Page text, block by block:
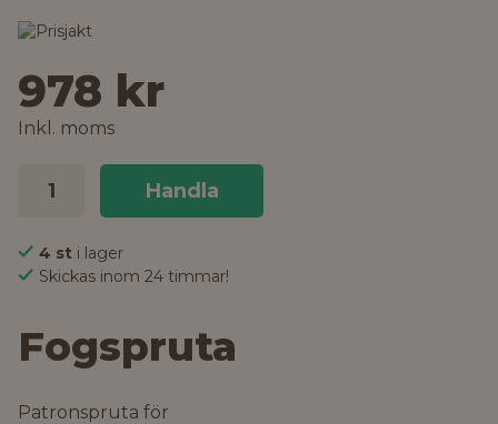
978 kr
Inkl. moms
Handla
4 st i lager
Skickas inom 24 timmar!
Fogspruta
Patronspruta för